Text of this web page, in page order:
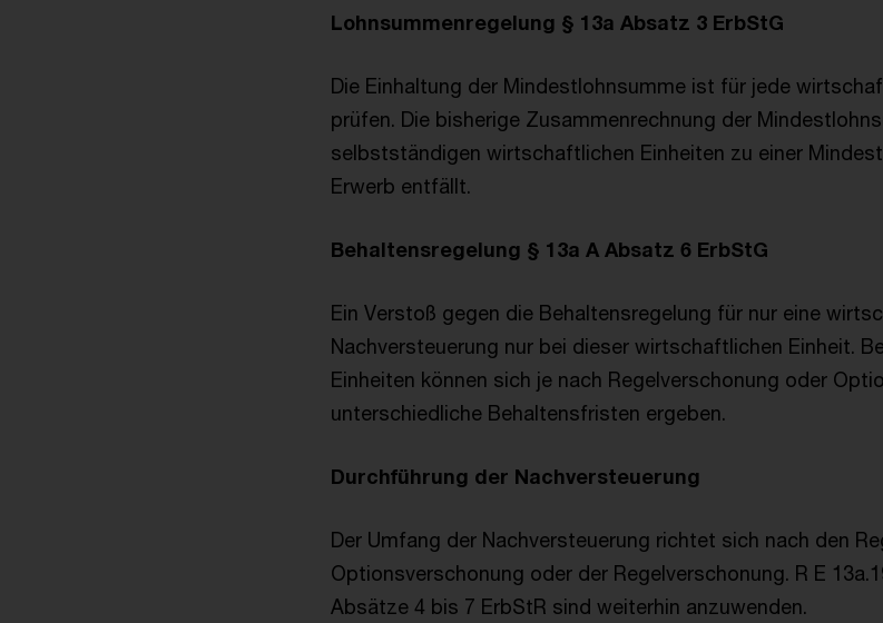
Lohnsummenregelung § 13a Absatz 3 ErbStG
Die Einhaltung der Mindestlohnsumme ist für jede
prüfen. Die bisherige Zusammenrechnung der
selbstständigen wirtschaftlichen Einheiten zu einer
Erwerb entfällt.
Behaltensregelung § 13a A Absatz 6 ErbStG
Ein Verstoß gegen die Behaltensregelung für nur eine
Nachversteuerung nur bei dieser wirtschaftlichen Einheit.
Einheiten können sich je nach Regelverschonung oder
unterschiedliche Behaltensfristen ergeben.
Durchführung der Nachversteuerung
Der Umfang der Nachversteuerung richtet sich nach den
Optionsverschonung oder der Regelverschonung. R E
Absätze 4 bis 7 ErbStR sind weiterhin anzuwenden.